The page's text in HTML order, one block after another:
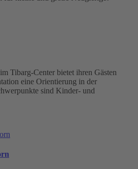
Tibarg-Center bietet ihren Gästen
eine Orientierung in der
sind Kinder- und